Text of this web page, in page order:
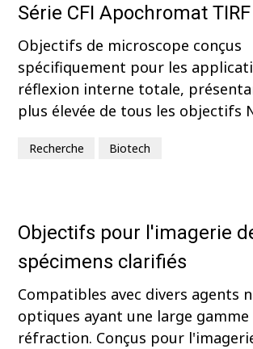
Série CFI Apochromat TIRF
Objectifs de microscope conçus
spécifiquement pour les
réflexion interne totale,
plus élevée de tous les objectifs
Recherche Biotech
Objectifs pour l'imagerie
spécimens clarifiés
Compatibles avec divers agents
optiques ayant une large gamme
réfraction. Conçus pour